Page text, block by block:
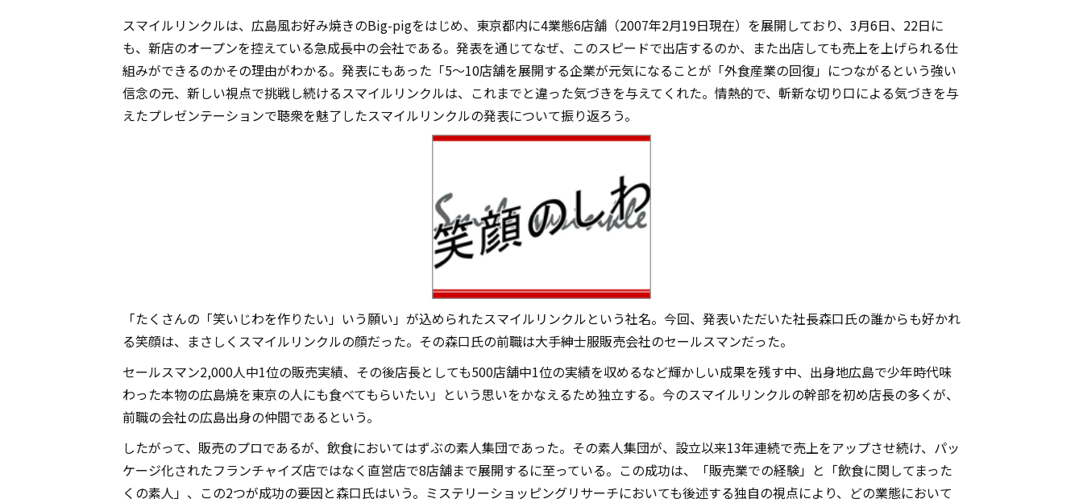
スマイルリンクルは、広島風お好み焼きのBig-pigをはじめ、東京都内に4業態6店舗（2007年2月19日現在）を展開しており、3月6日、22日に
も、新店のオープンを控えている急成長中の会社である。発表を通じてなぜ、このスピードで出店するのか、また出店しても売上を上げられる仕
組みができるのかその理由がわかる。発表にもあった「5～10店舗を展開する企業が元気になることが「外食産業の回復」につながるという強い
信念の元、新しい視点で挑戦し続けるスマイルリンクルは、これまでと違った気づきを与えてくれた。情熱的で、斬新な切り口による気づきを与
えたプレゼンテーションで聴衆を魅了したスマイルリンクルの発表について振り返ろう。
「たくさんの「笑いじわを作りたい」いう願い」が込められたスマイルリンクルという社名。今回、発表いただいた社長森口氏の誰からも好かれ
る笑顔は、まさしくスマイルリンクルの顔だった。その森口氏の前職は大手紳士服販売会社のセールスマンだった。
セールスマン2,000人中1位の販売実績、その後店長としても500店舗中1位の実績を収めるなど輝かしい成果を残す中、出身地広島で少年時代味
わった本物の広島焼を東京の人にも食べてもらいたい」という思いをかなえるため独立する。今のスマイルリンクルの幹部を初め店長の多くが、
前職の会社の広島出身の仲間であるという。
したがって、販売のプロであるが、飲食においてはずぶの素人集団であった。その素人集団が、設立以来13年連続で売上をアップさせ続け、パッ
ケージ化されたフランチャイズ店ではなく直営店で8店舗まで展開するに至っている。この成功は、「販売業での経験」と「飲食に関してまった
くの素人」、この2つが成功の要因と森口氏はいう。ミステリーショッピングリサーチにおいても後述する独自の視点により、どの業態において